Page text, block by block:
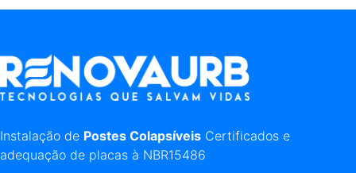
Instalação de Postes Colapsíveis Certificados e
adequação de placas à NBR15486